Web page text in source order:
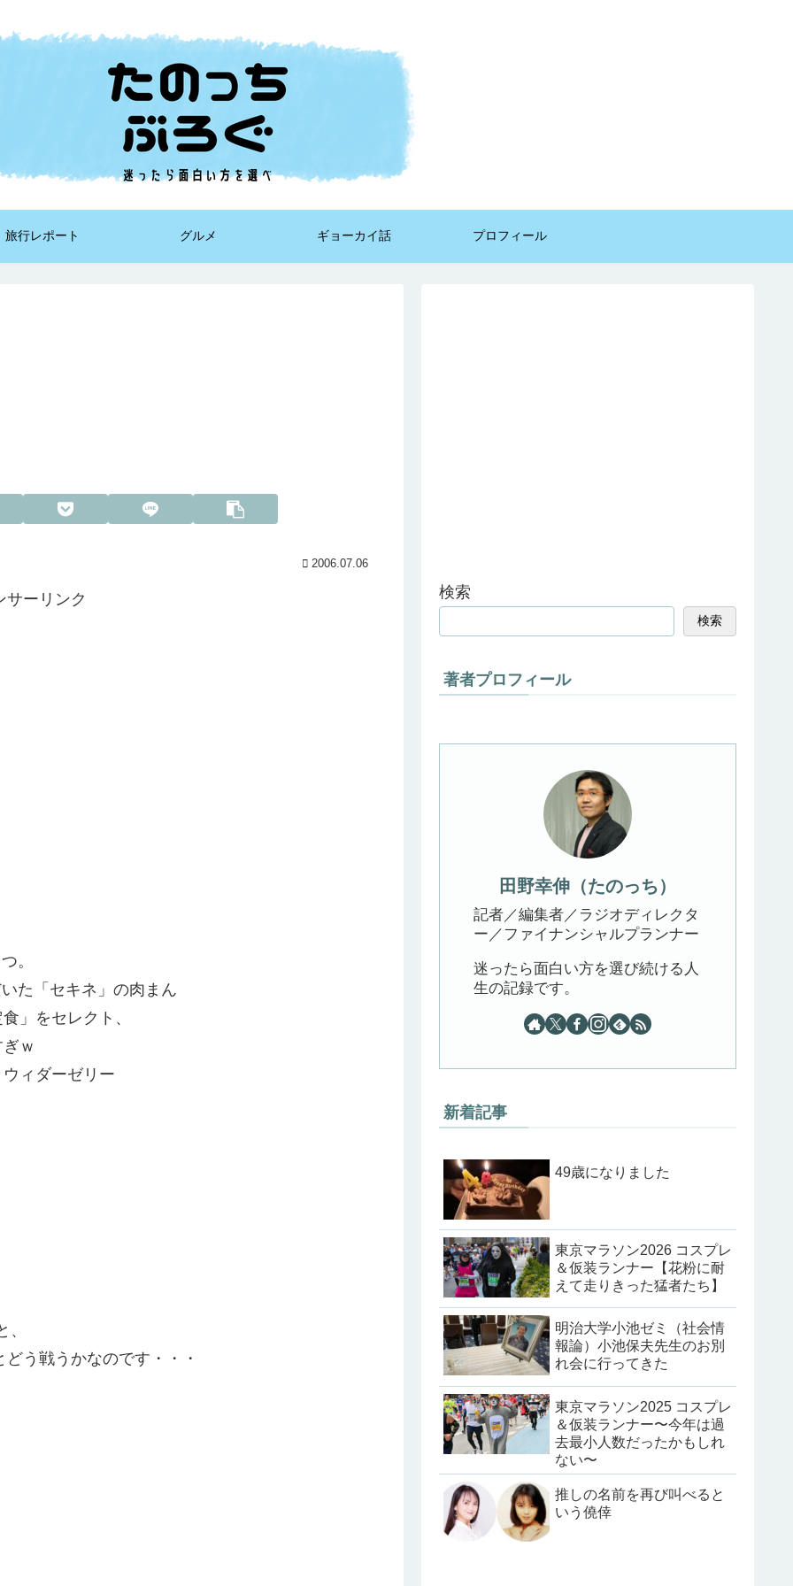
旅行レポート グルメ ギョーカイ話 プロフィール
2006.07.06
サーリンク
。
た「セキネ」の肉まん
をセレクト、
ｗ
ィダーゼリー
う戦うかなのです・・・
検索
検索
著者プロフィール
田野幸伸（たのっち）
記者／編集者／ラジオディレクタ
ー／ファイナンシャルプランナー
迷ったら面白い方を選び続ける人
生の記録です。
新着記事
49歳になりました
東京マラソン2026 コスプレ
＆仮装ランナー【花粉に耐
えて走りきった猛者たち】
明治大学小池ゼミ（社会情
報論）小池保夫先生のお別
れ会に行ってきた
東京マラソン2025 コスプレ
＆仮装ランナー〜今年は過
去最小人数だったかもしれ
ない〜
推しの名前を再び叫べると
いう僥倖